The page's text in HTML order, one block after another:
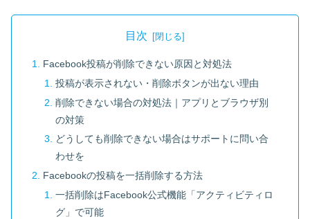
目次
Facebook投稿が削除できない原因と対処法
投稿が表示されない・削除ボタンが出ない理由
削除できない場合の対処法｜アプリとブラウザ別
の対策
どうしても削除できない場合はサポートに問い合
わせを
Facebookの投稿を一括削除する方法
一括削除はFacebook公式機能「アクティビティロ
グ」で可能